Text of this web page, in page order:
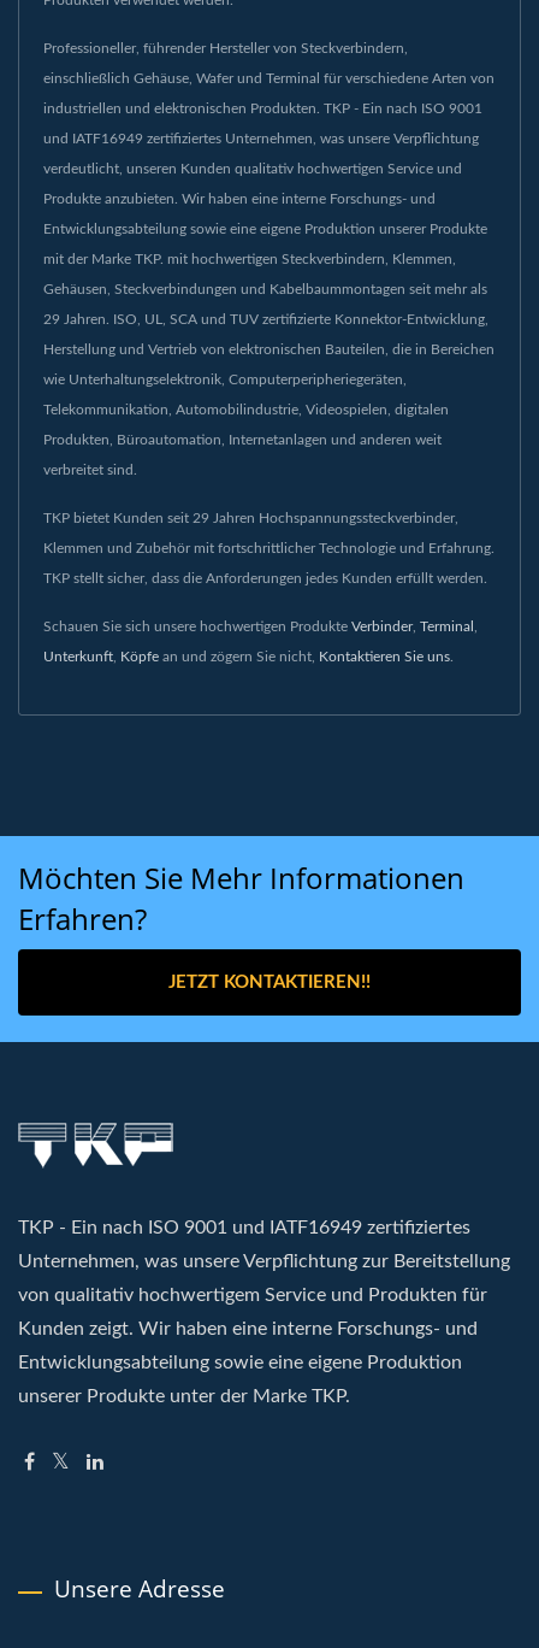
Professioneller, führender Hersteller von Steckverbindern,
einschließlich Gehäuse, Wafer und Terminal für verschiedene Arten von
industriellen und elektronischen Produkten. TKP - Ein nach ISO 9001
und IATF16949 zertifiziertes Unternehmen, was unsere Verpflichtung
verdeutlicht, unseren Kunden qualitativ hochwertigen Service und
Produkte anzubieten. Wir haben eine interne Forschungs- und
Entwicklungsabteilung sowie eine eigene Produktion unserer Produkte
mit der Marke TKP. mit hochwertigen Steckverbindern, Klemmen,
Gehäusen, Steckverbindungen und Kabelbaummontagen seit mehr als
29 Jahren. ISO, UL, SCA und TUV zertifizierte Konnektor-Entwicklung,
Herstellung und Vertrieb von elektronischen Bauteilen, die in Bereichen
wie Unterhaltungselektronik, Computerperipheriegeräten,
Telekommunikation, Automobilindustrie, Videospielen, digitalen
Produkten, Büroautomation, Internetanlagen und anderen weit
verbreitet sind.
TKP bietet Kunden seit 29 Jahren Hochspannungssteckverbinder,
Klemmen und Zubehör mit fortschrittlicher Technologie und Erfahrung.
TKP stellt sicher, dass die Anforderungen jedes Kunden erfüllt werden.
Schauen Sie sich unsere hochwertigen Produkte Verbinder, Terminal
Unterkunft Köpfe an und zögern Sie nicht, Kontaktieren Sie uns
Möchten Sie Mehr Informationen
Erfahren?
JETZT KONTAKTIEREN!!
TKP - Ein nach ISO 9001 und IATF16949 zertifiziertes
Unternehmen, was unsere Verpflichtung zur Bereitstellung
von qualitativ hochwertigem Service und Produkten für
Kunden zeigt. Wir haben eine interne Forschungs- und
Entwicklungsabteilung sowie eine eigene Produktion
unserer Produkte unter der Marke TKP.
Unsere Adresse